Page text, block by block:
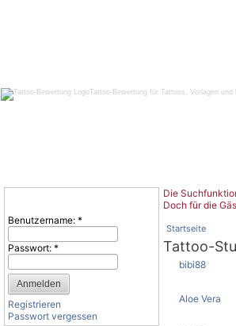
Tattoo-Bewertung für Tattoos, Vorlagen und
Benutzername: *
Passwort: *
Registrieren
Passwort vergessen
Die
Doch für die
Startseite
Tattoo-
bibi88
Aloe Vera